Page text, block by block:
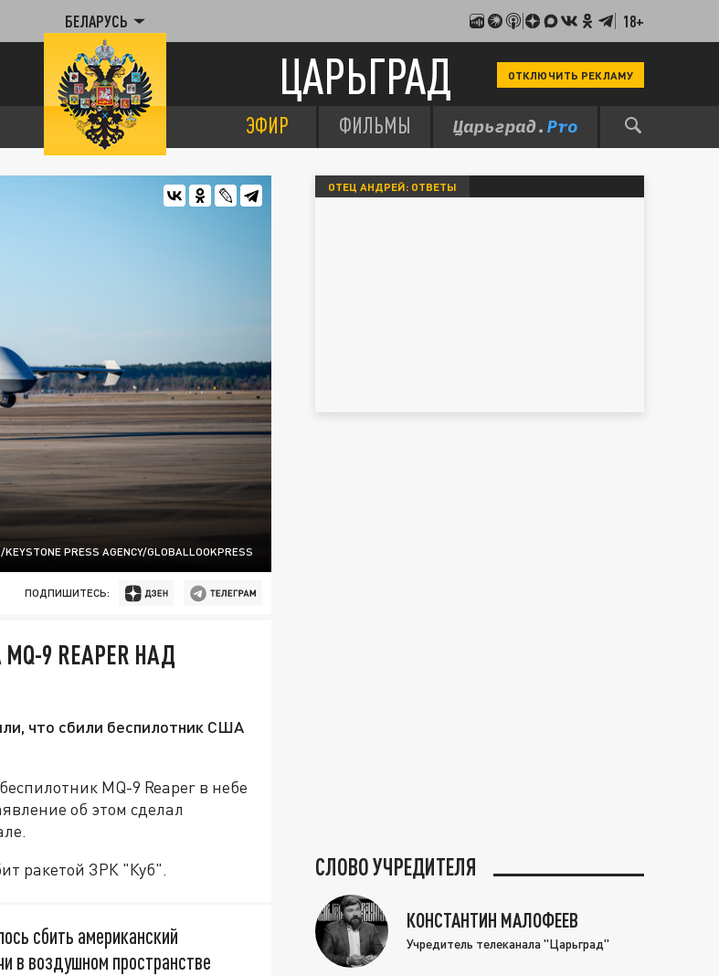
БЕЛАРУСЬ 18+
ЦАРЬГРАД ОТКЛЮЧИТЬ РЕКЛАМУ
ЭФИР ФИЛЬМЫ
PRESS AGENCY/GLOBALLOOKPRESS
ПОДПИШИТЕСЬ:
9 REAPER НАД
что сбили беспилотник США
MQ-9 Reaper в небе
об этом сделал
ракетой ЗРК "Куб".
сбить американский
в воздушном пространстве
ОТЕЦ АНДРЕЙ: ОТВЕТЫ
СЛОВО УЧРЕДИТЕЛЯ
КОНСТАНТИН МАЛОФЕЕВ
Учредитель телеканала "Царьград"